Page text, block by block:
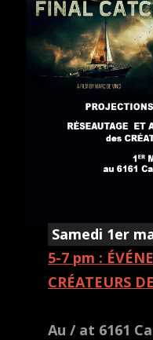
Samedi 1er
5-7 pm :
CRÉATEURS
Au / at 6161